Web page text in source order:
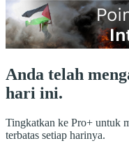
Anda telah
hari ini.
Tingkatkan ke Pro+ untuk
terbatas setiap harinya.